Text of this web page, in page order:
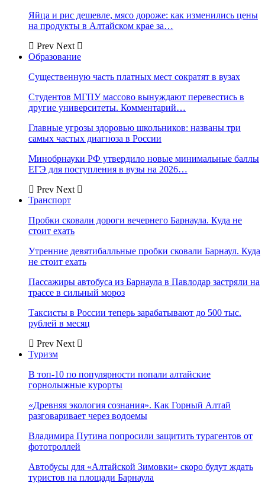
Яйца и рис дешевле, мясо дороже: как изменились цены
на продукты в Алтайском крае за…
Prev Next
Образование
Существенную часть платных мест сократят в вузах
Студентов МГПУ массово вынуждают перевестись в
другие университеты. Комментарий…
Главные угрозы здоровью школьников: названы три
самых частых диагноза в России
Минобрнауки РФ утвердило новые минимальные баллы
ЕГЭ для поступления в вузы на 2026…
Prev Next
Транспорт
Пробки сковали дороги вечернего Барнаула. Куда не
стоит ехать
Утренние девятибалльные пробки сковали Барнаул. Куда
не стоит ехать
Пассажиры автобуса из Барнаула в Павлодар застряли на
трассе в сильный мороз
Таксисты в России теперь зарабатывают до 500 тыс.
рублей в месяц
Prev Next
Туризм
В топ-10 по популярности попали алтайские
горнолыжные курорты
«Древняя экология сознания». Как Горный Алтай
разговаривает через водоемы
Владимира Путина попросили защитить турагентов от
фототроллей
Автобусы для «Алтайской Зимовки» скоро будут ждать
туристов на площади Барнаула